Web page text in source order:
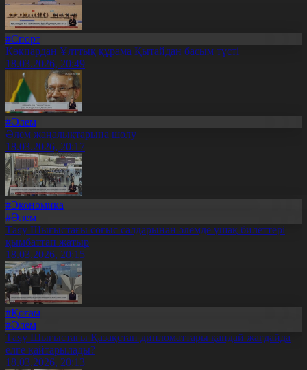
#Спорт
Көкпардан Ұлттық құрама Қытайдан басым түсті
18.03.2026, 20:49
#Әлем
Әлем жаңалықтарына шолу
18.03.2026, 20:17
#Экономика
#Әлем
Таяу Шығыстағы соғыс салдарынан әлемде ұшақ билеттері
қымбаттап жатыр
18.03.2026, 20:15
#Қоғам
#Әлем
Таяу Шығыстағы Қазақстан дипломаттары қандай жағдайда
елге қайтарылады?
18.03.2026, 20:13